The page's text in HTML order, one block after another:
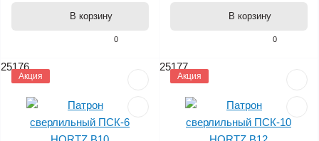
0
В корзину
0
В корзину
25176
Акция
25177
Акция